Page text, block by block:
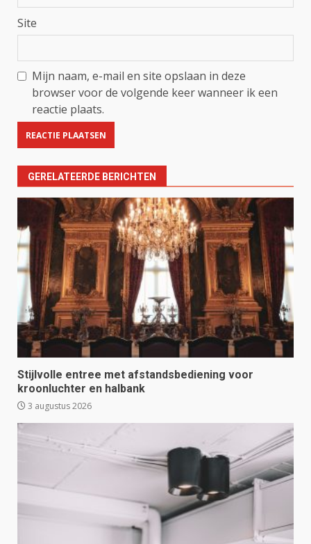
Site
Mijn naam, e-mail en site opslaan in deze
browser voor de volgende keer wanneer ik een
reactie plaats.
GERELATEERDE BERICHTEN
Stijlvolle entree met afstandsbediening voor
kroonluchter en halbank
3 augustus 2026